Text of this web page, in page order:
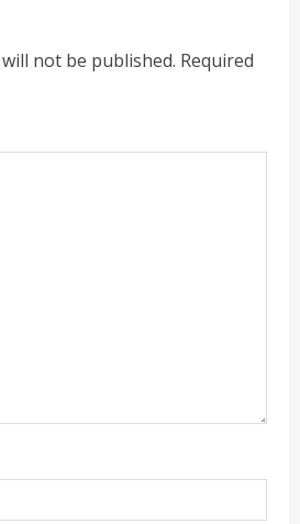
not be published. Required